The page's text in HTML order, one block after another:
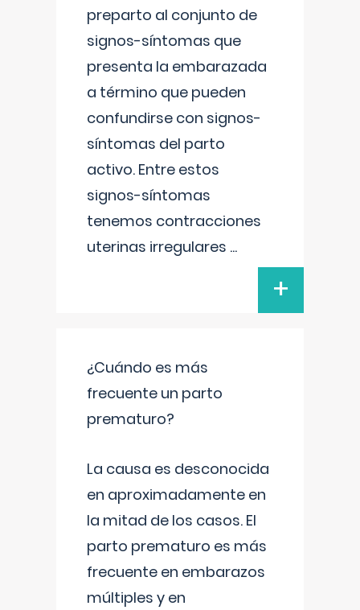
preparto al conjunto de
signos-síntomas que
presenta la embarazada
a término que pueden
confundirse con signos-
síntomas del parto
activo. Entre estos
signos-síntomas
tenemos contracciones
uterinas irregulares ...
+
¿Cuándo es más
frecuente un parto
prematuro?
La causa es desconocida
en aproximadamente en
la mitad de los casos. El
parto prematuro es más
frecuente en embarazos
múltiples y en